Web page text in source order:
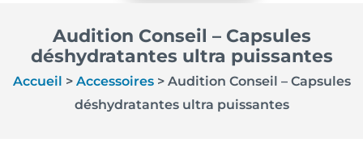
Audition Conseil – Capsules
déshydratantes ultra puissantes
Accueil > Accessoires> Audition Conseil – Capsules
déshydratantes ultra puissantes